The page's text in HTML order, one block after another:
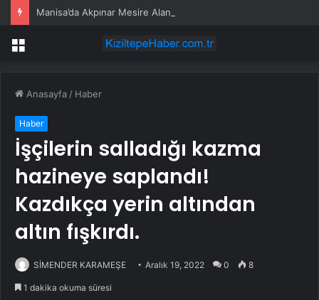
Manisa’da Akpınar Mesire Alanı hizmete açılıyor
Menü
Anasayfa / Haber
Haber
İşçilerin salladığı kazma
hazineye saplandı!
Kazdıkça yerin altından
altın fışkırdı.
SİMENDER KARAMEŞE Aralık 19, 2022 0 8
1 dakika okuma süresi